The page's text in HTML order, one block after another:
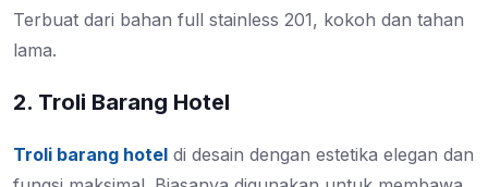
Terbuat dari bahan full stainless 201, kokoh dan tahan
lama.
2. Troli Barang Hotel
Troli barang hotel di desain dengan estetika elegan dan